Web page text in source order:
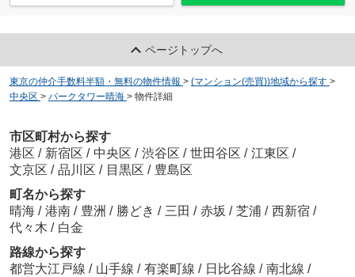
ページトップへ
東京の仲介手数料半額・無料の物件情報 > (マンション(売買))地域から探す >
中央区 > パークタワー晴海 > 物件詳細
市区町村から探す
港区 / 新宿区 / 中央区 / 渋谷区 / 世田谷区 / 江東区 /
文京区 / 品川区 / 目黒区 / 豊島区
町名から探す
晴海 / 港南 / 豊洲 / 勝どき / 三田 / 赤坂 / 芝浦 / 西新宿 /
代々木 / 白金
路線から探す
都営大江戸線 / 山手線 / 有楽町線 / 日比谷線 / 南北線 /